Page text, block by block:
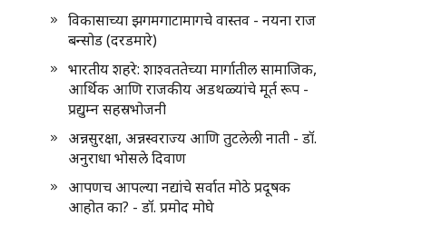
विकासाच्या झगमगाटामागचे वास्तव - नयना राज
बन्सोड (दरडमारे)
भारतीय शहरे: शाश्वततेच्या मार्गातील सामाजिक,
आर्थिक आणि राजकीय अडथळ्यांचे मूर्त रूप -
प्रद्युम्न सहस्रभोजनी
अन्नसुरक्षा, अन्नस्वराज्य आणि तुटलेली नाती - डॉ.
अनुराधा भोसले दिवाण
आपणच आपल्या नद्यांचे सर्वात मोठे प्रदूषक
आहोत का? - डॉ. प्रमोद मोघे